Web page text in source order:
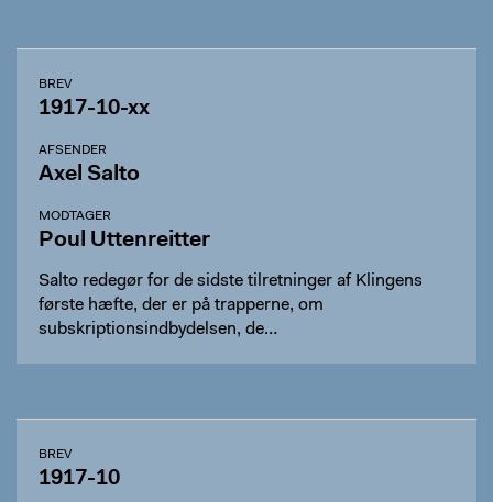
BREV
1917-10-xx
AFSENDER
Axel Salto
MODTAGER
Poul Uttenreitter
Salto redegør for de sidste tilretninger af Klingens
første hæfte, der er på trapperne, om
subskriptionsindbydelsen, de…
BREV
1917-10